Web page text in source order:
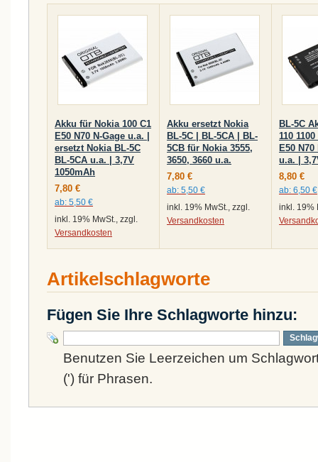
Akku für Nokia 100 C1
E50 N70 N-Gage u.a. |
ersetzt Nokia BL-5C
BL-5CA u.a. | 3,7V
1050mAh
7,80 €
ab: 5,50 €
inkl. 19% MwSt., zzgl.
Versandkosten
Akku ersetzt Nokia
BL-5C | BL-5CA | BL-
5CB für Nokia 3555,
3650, 3660 u.a.
7,80 €
ab: 5,50 €
inkl. 19% MwSt., zzgl.
Versandkosten
BL-5C
110
E50 N70
u.a. |
8,80 €
ab: 6,50 €
inkl. 19%
Artikelschlagworte
Fügen Sie Ihre Schlagworte hinzu:
Benutzen Sie Leerzeichen um
(') für Phrasen.